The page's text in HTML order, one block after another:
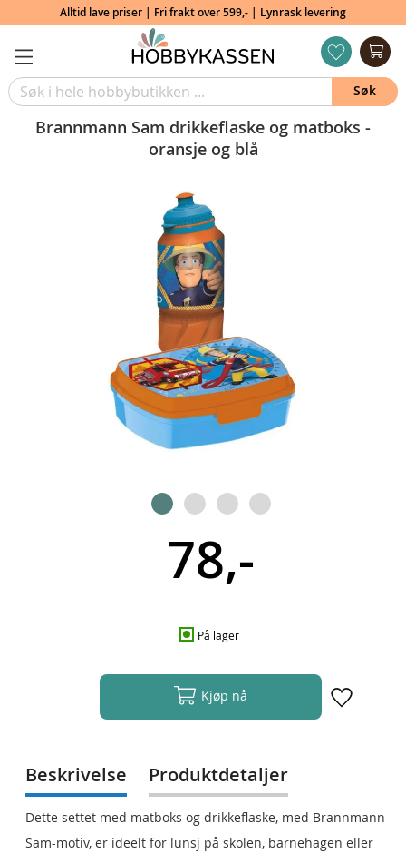
Alltid lave priser | Fri frakt over 599,- | Lynrask levering
Brannmann Sam drikkeflaske og matboks -
oransje og blå
78,-
På lager
Kjøp nå
Beskrivelse
Dette settet med matboks og drikkeflaske, med Brannmann
Sam-motiv, er ideelt for lunsj på skolen, barnehagen eller
Produktdetaljer
Søk
ønskeliste